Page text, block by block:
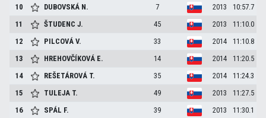
10
DUBOVSKÁ N. 7 2013
10:57.7
11
ŠTUDENCJ. 45 2013
11:10.0
12
PILCOVÁV. 33 2014
11:10.8
13
HREHOVČÍKOVÁ E. 14 2014
11:20.5
14
REŠETÁROVÁ T. 35 2014
11:24.3
15
TULEJA T. 49 2013
11:27.5
16
SPÁL F. 39 2013
11:30.1